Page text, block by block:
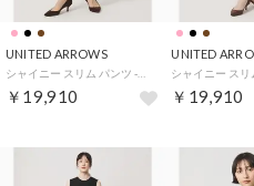
UNITED ARROWS
￥19,910
UNITED
￥19,910